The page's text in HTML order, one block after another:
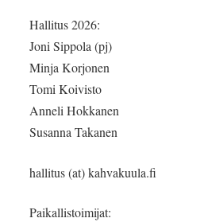
Hallitus 2026:
Joni Sippola (pj)
Minja Korjonen
Tomi Koivisto
Anneli Hokkanen
Susanna Takanen
hallitus (at) kahvakuula.fi
Paikallistoimijat: